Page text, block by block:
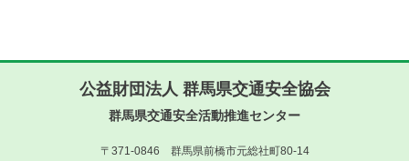
公益財団法人 群馬県交通安全協会
群馬県交通安全活動推進センター
〒371-0846 群馬県前橋市元総社町80-14